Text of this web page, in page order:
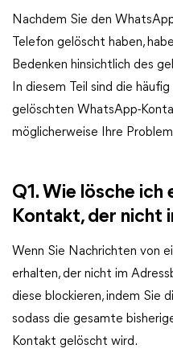
Nachdem Sie den
Telefon gelöscht haben,
Bedenken hinsichtlich des
In diesem Teil sind die
gelöschten WhatsApp-
möglicherweise Ihre
Q1. Wie lösche
Kontakt, der nicht
Wenn Sie Nachrichten von
erhalten, der nicht im
diese blockieren, indem Sie
sodass die gesamte
Kontakt gelöscht wird.